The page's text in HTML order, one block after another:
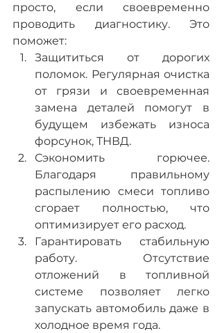
просто, если своевременно
проводить диагностику. Это
поможет:
Защититься от дорогих
поломок. Регулярная очистка
от грязи и своевременная
замена деталей помогут в
будущем избежать износа
форсунок, ТНВД.
Сэкономить горючее.
Благодаря правильному
распылению смеси топливо
сгорает полностью, что
оптимизирует его расход.
Гарантировать стабильную
работу. Отсутствие
отложений в топливной
системе позволяет легко
запускать автомобиль даже в
холодное время года.